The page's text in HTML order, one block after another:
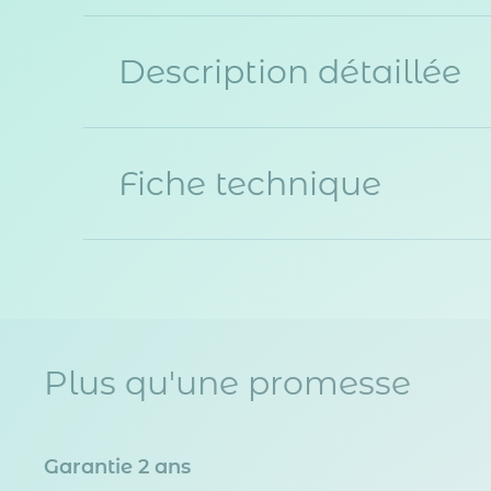
Description détaillée
Fiche technique
Plus qu'une promesse
Garantie 2 ans